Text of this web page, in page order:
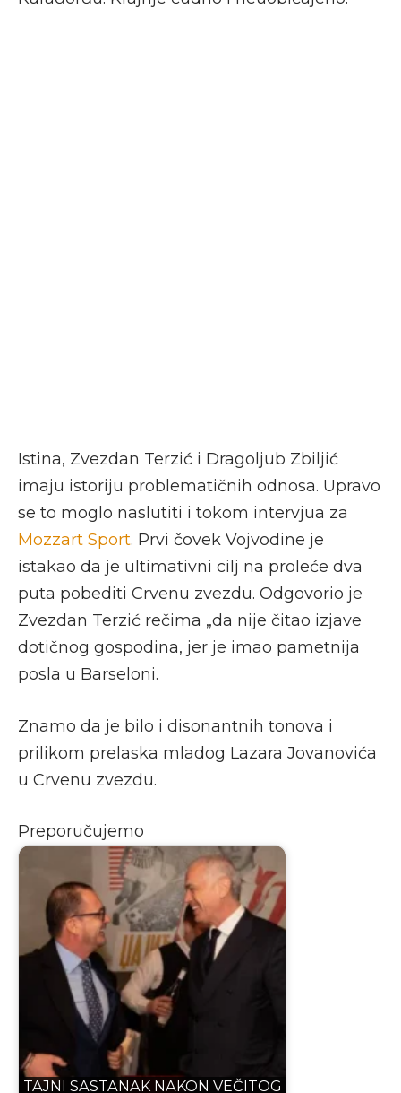
Istina, Zvezdan Terzić i Dragoljub Zbiljić
imaju istoriju problematičnih odnosa. Upravo
se to moglo naslutiti i tokom intervjua za
Mozzart Sport. Prvi čovek Vojvodine je
istakao da je ultimativni cilj na proleće dva
puta pobediti Crvenu zvezdu. Odgovorio je
Zvezdan Terzić rečima „da nije čitao izjave
dotičnog gospodina, jer je imao pametnija
posla u Barseloni.
Znamo da je bilo i disonantnih tonova i
prilikom prelaska mladog Lazara Jovanovića
u Crvenu zvezdu.
Preporučujemo
TAJNI SASTANAK NAKON VEČITOG